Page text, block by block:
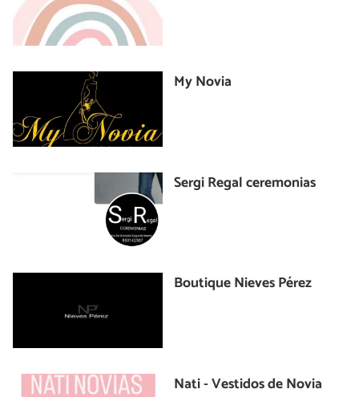
My Novia
Sergi Regal ceremonias
Boutique Nieves Pérez
Nati - Vestidos de Novia